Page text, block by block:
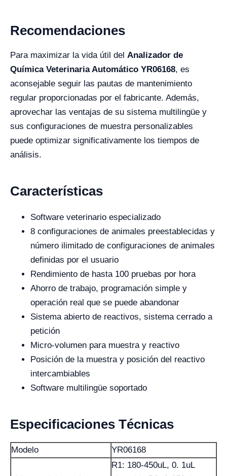
Recomendaciones
Para maximizar la vida útil del Analizador de
Química Veterinaria Automático YR06168, es
aconsejable seguir las pautas de mantenimiento
regular proporcionadas por el fabricante. Además,
aprovechar las ventajas de su sistema multilingüe y
sus configuraciones de muestra personalizables
puede optimizar significativamente los tiempos de
análisis.
Características
Software veterinario especializado
8 configuraciones de animales preestablecidas y
número ilimitado de configuraciones de animales
definidas por el usuario
Rendimiento de hasta 100 pruebas por hora
Ahorro de trabajo, programación simple y
operación real que se puede abandonar
Sistema abierto de reactivos, sistema cerrado a
petición
Micro-volumen para muestra y reactivo
Posición de la muestra y posición del reactivo
intercambiables
Software multilingüe soportado
Especificaciones Técnicas
Modelo YR06168
R1: 180-450uL, 0. 1uL